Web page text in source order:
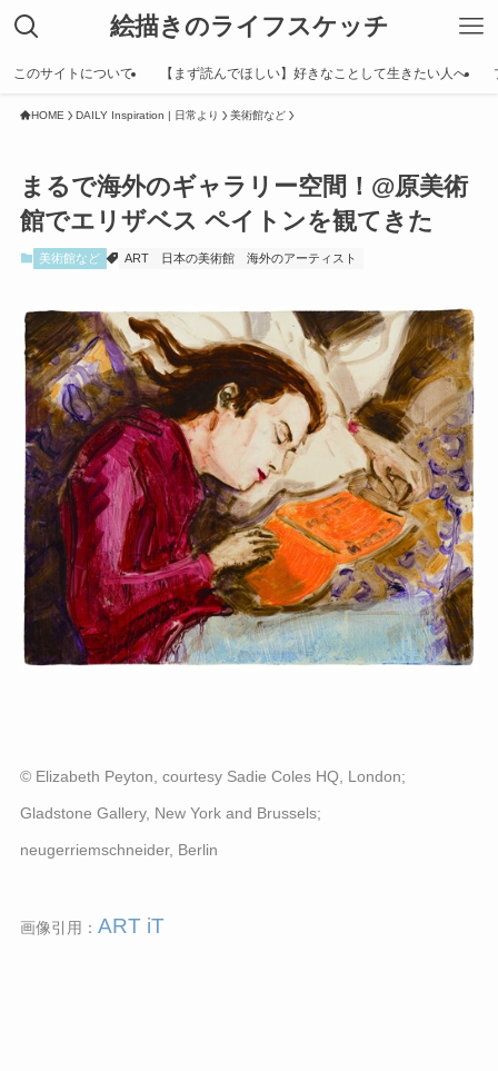
絵描きのライフスケッチ
このサイトについて 【まず読んでほしい】好きなことして生きたい人へ
HOME DAILY Inspiration | 日常より 美術館など
まるで海外のギャラリー空間！@原美術
館でエリザベス ペイトンを観てきた
美術館など ART 日本の美術館 海外のアーティスト
© Elizabeth Peyton, courtesy Sadie Coles HQ, London;
Gladstone Gallery, New York and Brussels;
neugerriemschneider, Berlin
画像引用： ART iT